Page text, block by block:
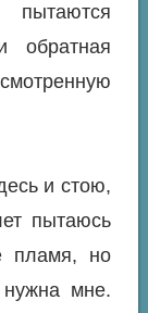
обратная
и стою,
пытаюсь
пламя, но
мне.